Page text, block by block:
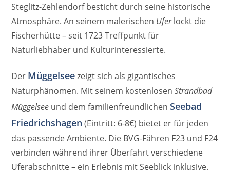
Steglitz-Zehlendorf besticht durch seine historische
Atmosphäre. An seinem malerischen Uferlockt die
Fischerhütte – seit 1723 Treffpunkt für
Naturliebhaber und Kulturinteressierte.
Der Müggelseezeigt sich als gigantisches
Naturphänomen. Mit seinem kostenlosenStrandbad
Müggelsee und dem familienfreundlichenSeebad
Friedrichshagen (Eintritt: 6-8€) bietet er für jeden
das passende Ambiente. Die BVG-Fähren F23 und F24
verbinden während ihrer Überfahrt verschiedene
Uferabschnitte – ein Erlebnis mit Seeblick inklusive.